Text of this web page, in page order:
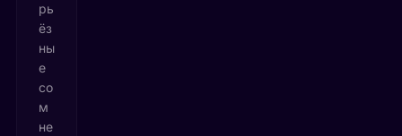
рь
ёз
ны
е
со
м
не